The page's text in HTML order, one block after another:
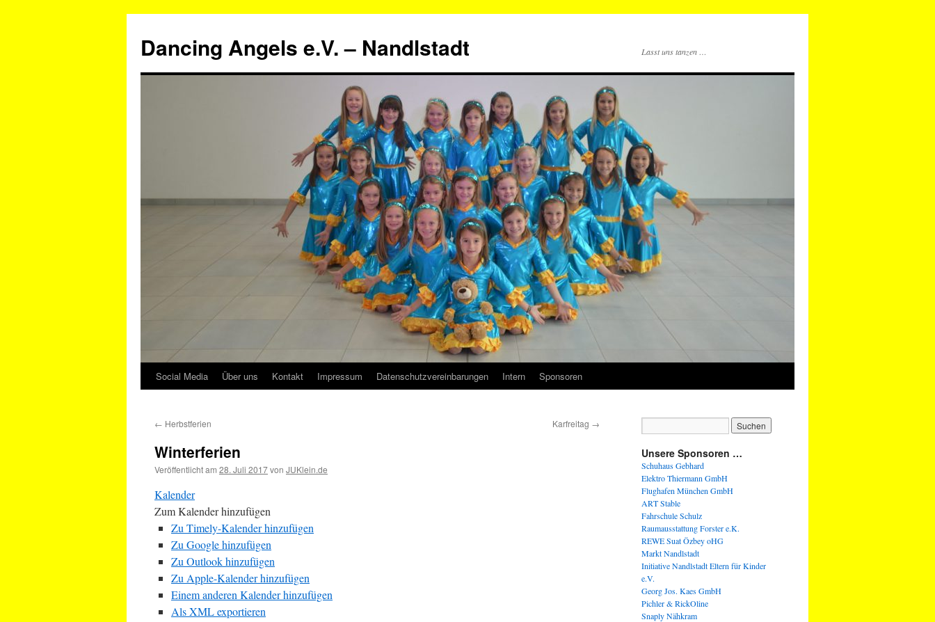
springen
Dancing Angels e.V. – Nandlstadt Lasst uns tanzen …
Social Media Über uns Kontakt Impressum Datenschutzvereinbarungen Intern Sponsoren
← Herbstferien Karfreitag →
Winterferien
Veröffentlicht am 28. Juli 2017von JUKlein.de
Kalender
Zum Kalender hinzufügen
Zu Timely-Kalender hinzufügen
Zu Google hinzufügen
Zu Outlook hinzufügen
Zu Apple-Kalender hinzufügen
Einem anderen Kalender hinzufügen
Als XML exportieren
Unsere Sponsoren …
Schuhaus Gebhard
Elektro Thiermann GmbH
Flughafen München GmbH
ART Stable
Fahrschule Schulz
Raumausstattung Forster e.K.
REWE Suat Özbey oHG
Markt Nandlstadt
Initiative Nandlstadt Eltern für Kinder
e.V.
Georg Jos. Kaes GmbH
Pichler & RickOline
Snaply Nähkram